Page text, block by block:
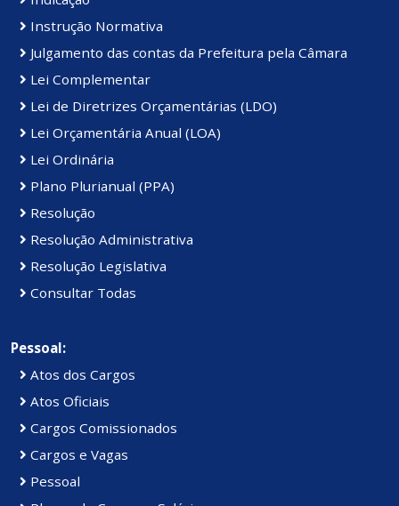
Instrução Normativa
Julgamento das contas da Prefeitura pela Câmara
Lei Complementar
Lei de Diretrizes Orçamentárias (LDO)
Lei Orçamentária Anual (LOA)
Lei Ordinária
Plano Plurianual (PPA)
Resolução
Resolução Administrativa
Resolução Legislativa
Consultar Todas
Pessoal:
Atos dos Cargos
Atos Oficiais
Cargos Comissionados
Cargos e Vagas
Pessoal